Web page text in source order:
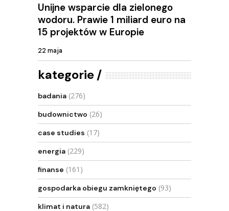
Unijne wsparcie dla zielonego
wodoru. Prawie 1 miliard euro na
15 projektów w Europie
22 maja
kategorie
badania (276)
budownictwo (26)
case studies (17)
energia (229)
finanse (161)
gospodarka obiegu zamkniętego (93)
klimat i natura (582)